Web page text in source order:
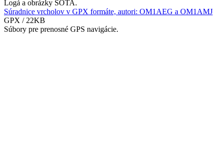
Logá a obrázky SOTA.
Súradnice vrcholov v GPX formáte, autori: OM1AEG a OM1AMJ
GPX / 22KB
Súbory pre prenosné GPS navigácie.